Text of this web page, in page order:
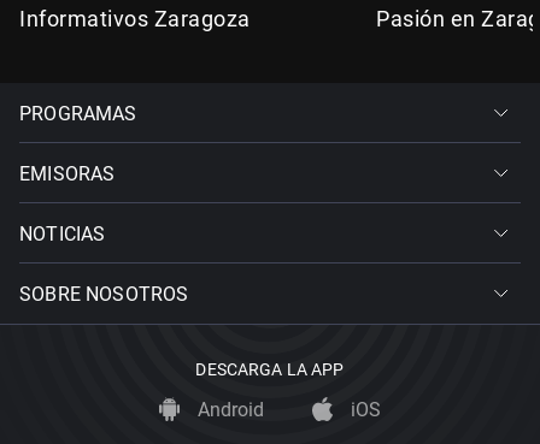
Informativos Zaragoza Pasión en
PROGRAMAS
EMISORAS
NOTICIAS
SOBRE NOSOTROS
DESCARGA LA APP
Android iOS